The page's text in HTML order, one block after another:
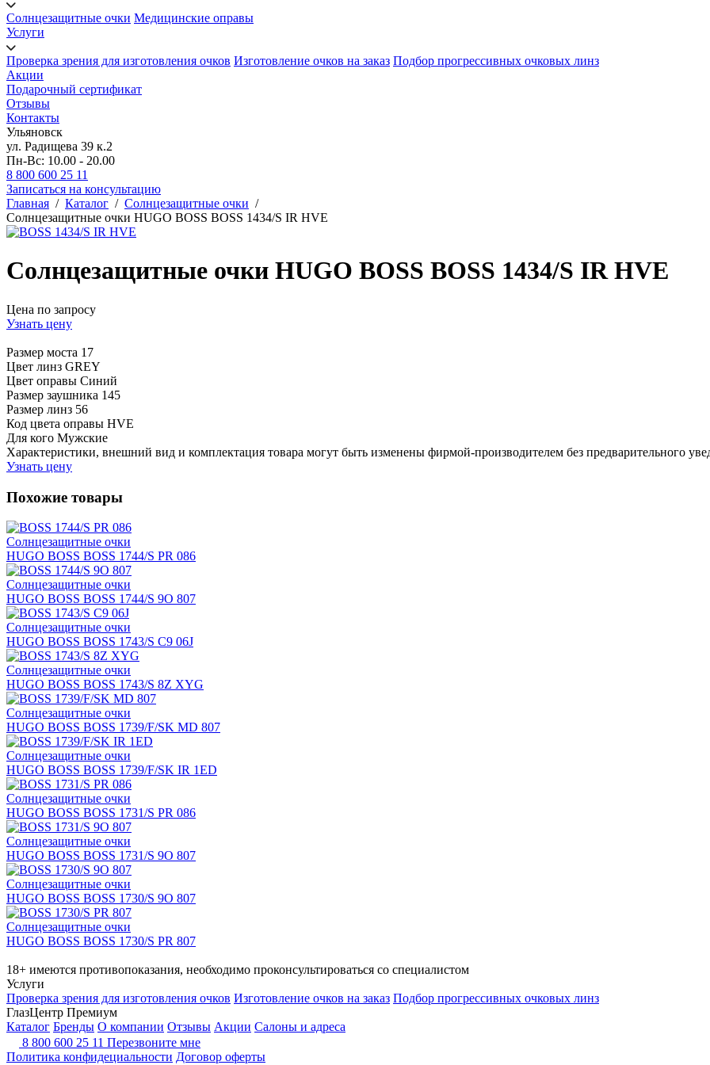
Солнцезащитные очки Медицинские оправы
Услуги
Проверка зрения для изготовления очков Изготовление очков на заказ Подбор прогрессивных очковых линз
Акции
Подарочный сертификат
Отзывы
Контакты
Ульяновск
ул. Радищева 39 к.2
Пн-Вс: 10.00 - 20.00
8 800 600 25 11
Записаться на консультацию
Главная / Каталог / Солнцезащитные очки /
Солнцезащитные очки HUGO BOSS BOSS 1434/S IR HVE
Солнцезащитные очки HUGO BOSS BOSS 1434/S IR HVE
Цена по запросу
Узнать цену
Размер моста 17
Цвет линз GREY
Цвет оправы Синий
Размер заушника 145
Размер линз 56
Код цвета оправы HVE
Для кого Мужские
Характеристики, внешний вид и комплектация товара могут быть изменены фирмой-производителем без предварительного
Узнать цену
Похожие товары
Солнцезащитные очки
HUGO BOSS BOSS 1744/S PR 086
Солнцезащитные очки
HUGO BOSS BOSS 1744/S 9O 807
Солнцезащитные очки
HUGO BOSS BOSS 1743/S C9 06J
Солнцезащитные очки
HUGO BOSS BOSS 1743/S 8Z XYG
Солнцезащитные очки
HUGO BOSS BOSS 1739/F/SK MD 807
Солнцезащитные очки
HUGO BOSS BOSS 1739/F/SK IR 1ED
Солнцезащитные очки
HUGO BOSS BOSS 1731/S PR 086
Солнцезащитные очки
HUGO BOSS BOSS 1731/S 9O 807
Солнцезащитные очки
HUGO BOSS BOSS 1730/S 9O 807
Солнцезащитные очки
HUGO BOSS BOSS 1730/S PR 807
18+ имеются противопоказания, необходимо проконсультироваться со специалистом
Услуги
Проверка зрения для изготовления очков Изготовление очков на заказ Подбор прогрессивных очковых линз
ГлазЦентр Премиум
Каталог Бренды О компании Отзывы Акции Салоны и адреса
8 800 600 25 11 Перезвоните мне
Политика конфидециальности Договор оферты